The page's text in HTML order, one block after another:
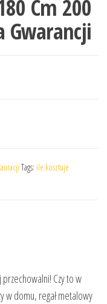
Cm 200
Gwarancji
Tags: ile kosztuje
Czy to w
w domu, regał metalowy